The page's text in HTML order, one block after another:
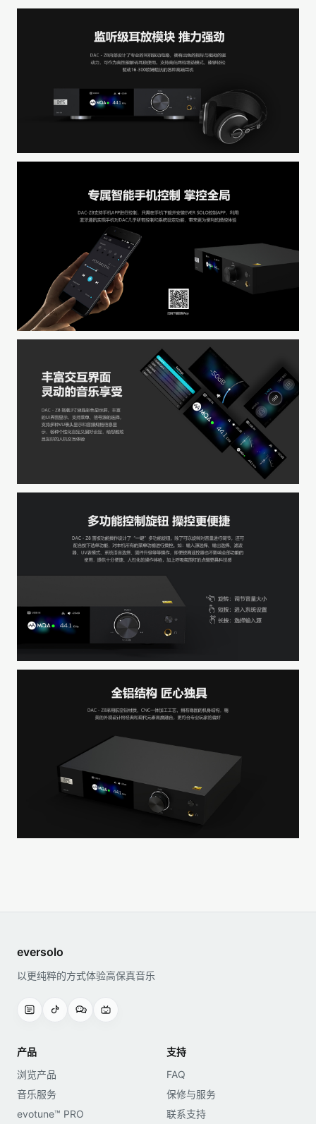
eversolo
以更纯粹的方式体验高保真音乐
产品
浏览产品
音乐服务
evotune™ PRO
支持
FAQ
保修与服务
联系支持